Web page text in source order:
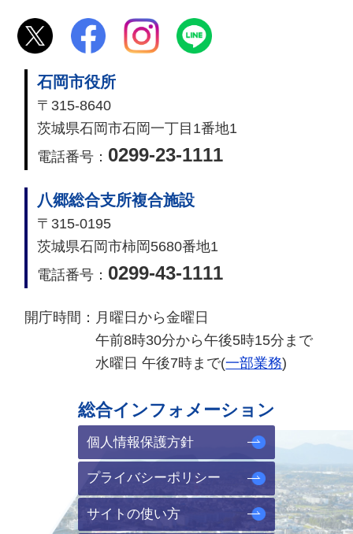
石岡市役所
〒315-8640
茨城県石岡市石岡一丁目1番地1
電話番号： 0299-23-1111
八郷総合支所複合施設
〒315-0195
茨城県石岡市柿岡5680番地1
電話番号： 0299-43-1111
開庁時間： 月曜日から金曜日
午前8時30分から午後5時15分まで
水曜日 午後7時まで(一部業務)
総合インフォメーション
個人情報保護方針
プライバシーポリシー
サイトの使い方